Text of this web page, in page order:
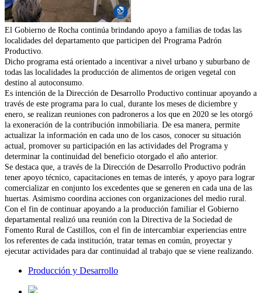
El Gobierno de Rocha continúa brindando apoyo a familias de todas las
localidades del departamento que participen del Programa Padrón
Productivo.
Dicho programa está orientado a incentivar a nivel urbano y suburbano de
todas las localidades la producción de alimentos de origen vegetal con
destino al autoconsumo.
Es intención de la Dirección de Desarrollo Productivo continuar apoyando a
través de este programa para lo cual, durante los meses de diciembre y
enero, se realizan reuniones con padroneros a los que en 2020 se les otorgó
la exoneración de la contribución inmobiliaria. De esa manera, permite
actualizar la información en cada uno de los casos, conocer su situación
actual, promover su participación en las actividades del Programa y
determinar la continuidad del beneficio otorgado el año anterior.
Se destaca que, a través de la Dirección de Desarrollo Productivo podrán
tener apoyo técnico, capacitaciones en temas de interés, y apoyo para lograr
comercializar en conjunto los excedentes que se generen en cada una de las
huertas. Asimismo coordina acciones con organizaciones del medio rural.
Con el fin de continuar apoyando a la producción familiar el Gobierno
departamental realizó una reunión con la Directiva de la Sociedad de
Fomento Rural de Castillos, con el fin de intercambiar experiencias entre
los referentes de cada institución, tratar temas en común, proyectar y
ejecutar actividades para dar continuidad al trabajo que se viene realizando.
Producción y Desarrollo